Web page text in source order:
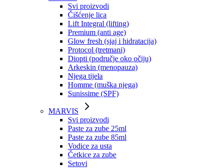
Svi proizvodi
Čišćenje lica
Lift Integral (lifting)
Premium (anti age)
Glow fresh (sjaj i hidratacija)
Protocol (tretmani)
Diopti (područje oko očiju)
Arkeskin (menopauza)
Njega tijela
Homme (muška njega)
Sunissime (SPF)
MARVIS
Svi proizvodi
Paste za zube 25ml
Paste za zube 85ml
Vodice za usta
Četkice za zube
Setovi